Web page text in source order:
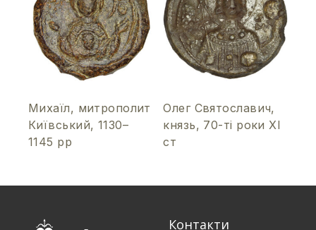
Михаїл, митрополит
Київський, 1130–
1145 рр
Олег Святославич,
князь, 70-ті роки ХІ
ст
Контакти